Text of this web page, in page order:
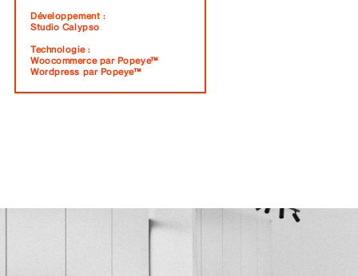
Développement :
Studio Calypso
Technologie :
Woocommerce par Popeye™
Wordpress par Popeye™